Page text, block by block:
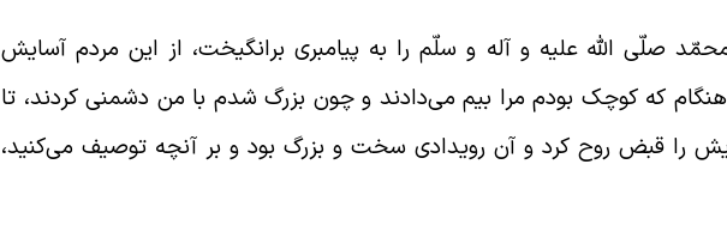
صلّی الله علیه و آله و سلّم را به پیامبری برانگیخت، از این مردم آسایش
که کوچک بودم مرا بیم می‌دادند و چون بزرگ شدم با من دشمنی کردند، تا
را قبض روح کرد و آن رویدادی سخت و بزرگ بود و بر آنچه توصیف می‌کنید،